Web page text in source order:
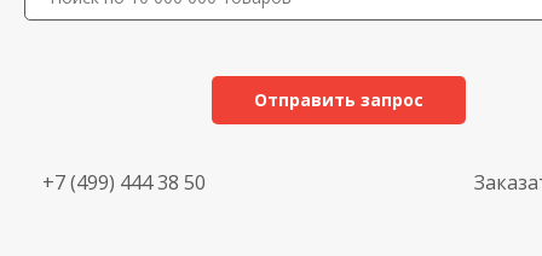
Отправить запрос
+7 (499) 444 38 50